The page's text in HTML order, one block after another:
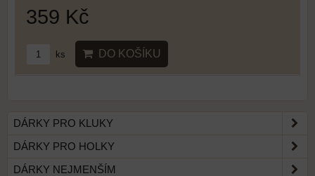
359 Kč
ks DO KOŠÍKU
DÁRKY PRO KLUKY
DÁRKY PRO HOLKY
DÁRKY NEJMENŠÍM